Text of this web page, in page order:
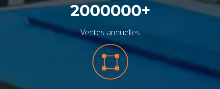
2000000+
Ventes annuelles